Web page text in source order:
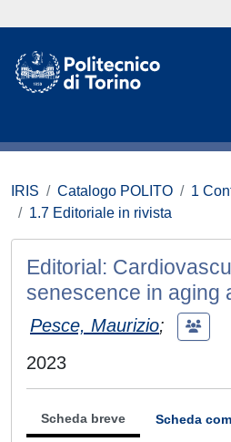
IRIS Catalogo POLITO
1
1.7 Editoriale in rivista
Editorial:
senescence in aging
Pesce, Maurizio;
2023
Scheda breve Scheda